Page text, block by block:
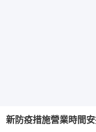
新防疫措施營業時間